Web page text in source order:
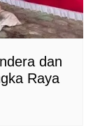
dan
Raya